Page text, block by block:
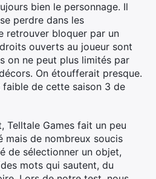
bien le personnage. Il
perdre dans les
retrouver bloquer par un
ouverts au joueur sont
on ne peut plus limités par
On étoufferait presque.
faible de cette saison 3 de
Telltale Games fait un peu
mais de nombreux soucis
de sélectionner un objet,
mots qui sautent, du